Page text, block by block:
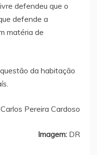
defendeu que o
defende a
matéria de
da habitação
Carlos Pereira Cardoso
Imagem: DR